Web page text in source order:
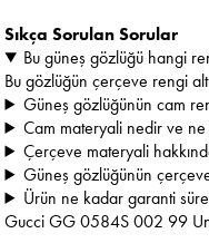
Sıkça Sorulan Sorular
Bu güneş gözlüğü hangi
Bu gözlüğün çerçeve rengi
Güneş gözlüğünün cam
Cam materyali nedir ve
Çerçeve materyali
Güneş gözlüğünün
Ürün ne kadar garanti
Gucci GG 0584S 002 99